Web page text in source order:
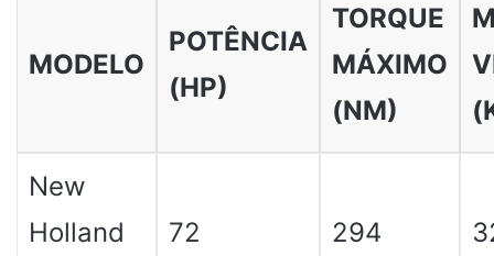
MODELO
POTÊNCIA
(HP)
TORQUE
MÁXIMO
(NM)
New
Holland
72 294